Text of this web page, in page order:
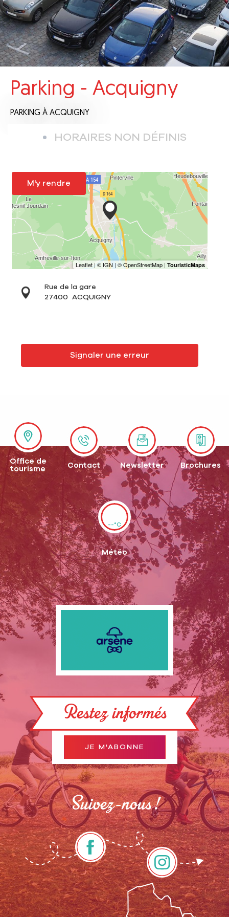
Parking - Acquigny
PARKING À ACQUIGNY
HORAIRES NON DÉFINIS
M'y rendre
Rue de la gare
27400
ACQUIGNY
Signaler une erreur
Office de
tourisme
Contact Newsletter Brochures
--°C
Météo
Restez informés
JE M'ABONNE
Suivez-nous !